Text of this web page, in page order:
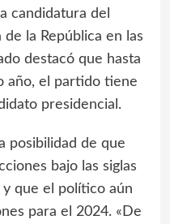
candidatura del
la República en las
destacó que hasta
año, el partido tiene
presidencial.
posibilidad de que
bajo las siglas
que el político aún
para el 2024. «De